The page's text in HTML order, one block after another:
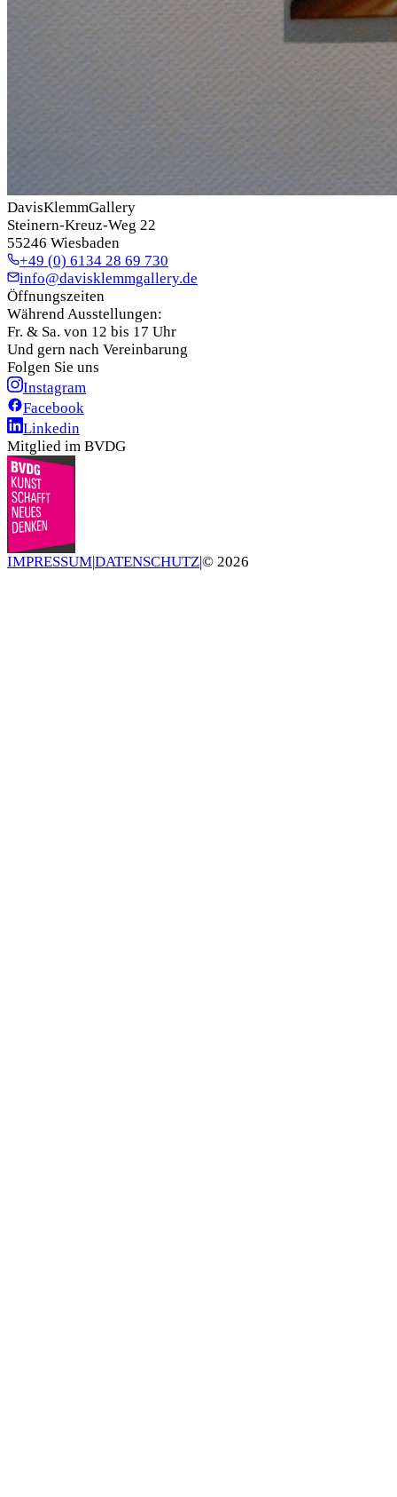
DavisKlemmGallery
Steinern-Kreuz-Weg 22
55246 Wiesbaden
+49 (0) 6134 28 69 730
info@davisklemmgallery.de
Öffnungszeiten
Während Ausstellungen:
Fr. & Sa. von 12 bis 17 Uhr
Und gern nach Vereinbarung
Folgen Sie uns
Instagram
Facebook
Linkedin
Mitglied im BVDG
IMPRESSUMDATENSCHUTZ© 2026